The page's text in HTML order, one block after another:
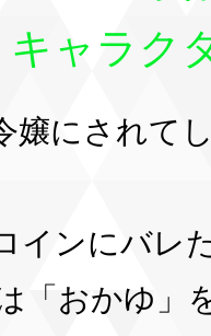
キャラク
嬢にされて
インにバレ
おかゆ」